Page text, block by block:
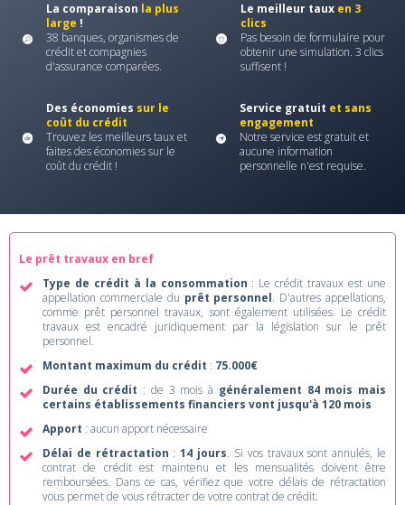
La comparaison la plus
large !
38 banques, organismes de
crédit et compagnies
d'assurance comparées.
Le meilleur taux en 3
clics
Pas besoin de formulaire pour
obtenir une simulation. 3 clics
suffisent !
Des économies sur le
coût du crédit
Trouvez les meilleurs taux et
faites des économies sur le
coût du crédit !
Service gratuit et sans
engagement
Notre service est gratuit et
aucune information
personnelle n'est requise.
Le prêt travaux en bref
Type de crédit à la consommation : Le crédit travaux est une
appellation commerciale du prêt personnel. D'autres appellations,
comme prêt personnel travaux, sont également utilisées. Le crédit
travaux est encadré juridiquement par la législation sur le prêt
personnel.
Montant maximum du crédit : 75.000€
Durée du crédit : de 3 mois à généralement 84 mois mais
certains établissements financiers vont jusqu'à 120 mois
Apport : aucun apport nécessaire
Délai de rétractation :14 jours. Si vos travaux sont annulés, le
contrat de crédit est maintenu et les mensualités doivent être
remboursées. Dans ce cas, vérifiez que votre délais de rétractation
vous permet de vous rétracter de votre contrat de crédit.